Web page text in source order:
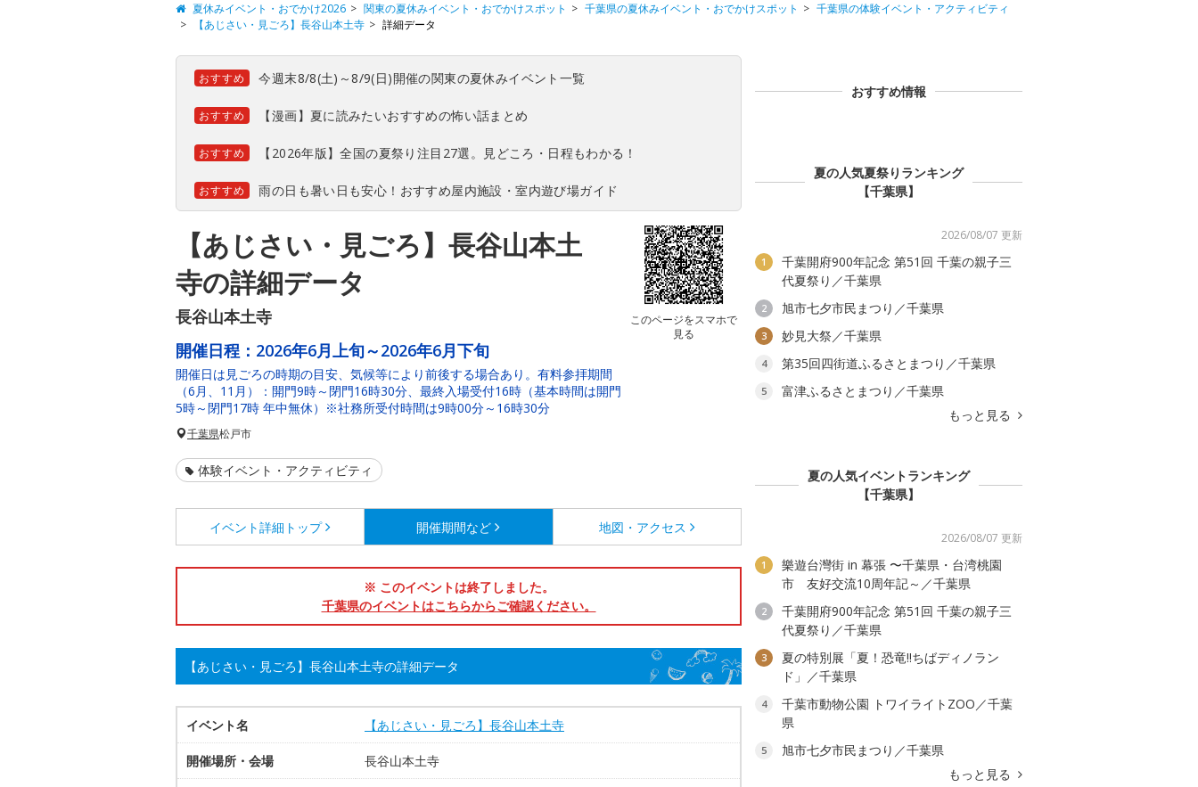
夏休みイベント・おでかけ2026 関東の夏休みイベント・おでかけスポット 千葉県の夏休みイベント・おでかけスポット
千葉県の体験イベント・アクティビティ
【あじさい・見ごろ】長谷山本土寺
詳細データ
おすすめ 今週末8/8(土)～8/9(日)開催の関東の夏休みイベント一覧
おすすめ 【漫画】夏に読みたいおすすめの怖い話まとめ
おすすめ 【2026年版】全国の夏祭り注目27選。見どころ・日程もわかる！
おすすめ 雨の日も暑い日も安心！おすすめ屋内施設・室内遊び場ガイド
【あじさい・見ごろ】長谷山本土
寺の詳細データ
長谷山本土寺
このページをスマホで
見る
開催日程： 2026年6月上旬～2026年6月下旬
開催日は見ごろの時期の目安、気候等により前後する場合あり。有料参拝期間
（6月、11月）：開門9時～閉門16時30分、最終入場受付16時（基本時間は開門
5時～閉門17時 年中無休）※社務所受付時間は9時00分～16時30分
千葉県松戸市
体験イベント・アクティビティ
イベント詳細 トップ 開催期間など 地図・アクセス
※ このイベントは終了しました。
千葉県のイベントはこちらからご確認ください。
【あじさい・見ごろ】長谷山本土寺の詳細データ
イベント名 【あじさい・見ごろ】長谷山本土寺
開催場所・会場 長谷山本土寺
おすすめ情報
夏の人気夏祭りランキング
【千葉県】
2026/08/07 更新
1
千葉開府900年記念 第51回 千葉の親子三
代夏祭り／千葉県
2 旭市七夕市民まつり／千葉県
3 妙見大祭／千葉県
4 第35回四街道ふるさとまつり／千葉県
5
富津ふるさとまつり／千葉県
もっと見る
夏の人気イベントランキング
【千葉県】
2026/08/07 更新
1
樂遊台灣街 in 幕張 〜千葉県・台湾桃園
市 友好交流10周年記～／千葉県
2
千葉開府900年記念 第51回 千葉の親子三
代夏祭り／千葉県
3
夏の特別展「夏！恐竜!!ちばディノラン
ド」／千葉県
4
千葉市動物公園 トワイライトZOO／千葉
県
5
旭市七夕市民まつり／千葉県
もっと見る